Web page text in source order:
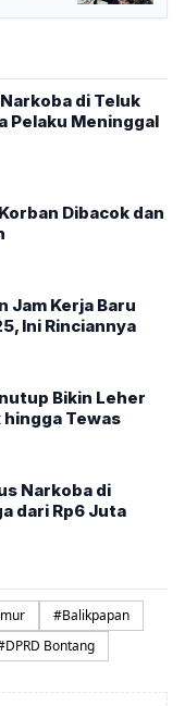
di Teluk
Pelaku Meninggal
Dibacok dan
Jam Kerja Baru
Ini Rinciannya
Bikin Leher
hingga Tewas
Narkoba di
dari Rp6 Juta
#Balikpapan
DPRD Bontang